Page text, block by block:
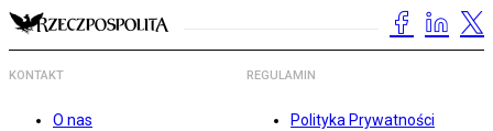
KONTAKT
O nas
REGULAMIN
Polityka Prywatności